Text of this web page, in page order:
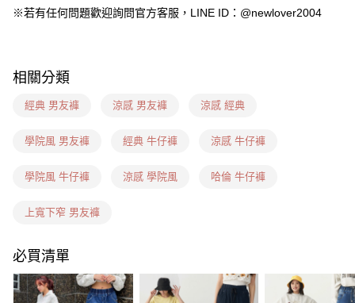
7-11(信用卡、多元支付)
每筆NT$60，滿NT$1,599(含以上)免運費
7-11隔日到貨(信用卡、多元支付)
新竹物流(信用卡、多元支付)
每筆NT$100，滿NT$1,899(含以上)免運費
每筆NT$100，滿NT$1,899(含以上)免運費
※若有任何問題歡迎詢問官方客服，LINE ID：@newlover2004
相關分類
經典 男友褲 涼感 男友褲 涼感 經典
學院風 男友褲 經典 牛仔褲 涼感 牛仔褲
學院風 牛仔褲 涼感 學院風 哈倫 牛仔褲
上寬下窄 男友褲
必買清單